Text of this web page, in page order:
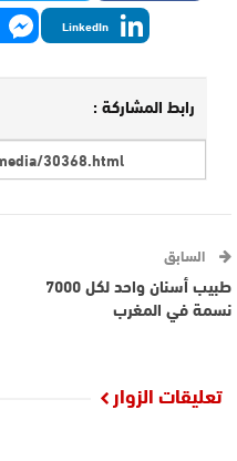
LinkedIn
رابط المشاركة :
السابق
طبيب أسنان واحد لكل 7000
نسمة في المغرب
تعليقات الزوار